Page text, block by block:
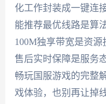
化工作封装成一键连
能推荐最优线路是算
100M独享带宽是资源
售后实时保障是服务
畅玩国服游戏的完整
戏体验，也别再让掉